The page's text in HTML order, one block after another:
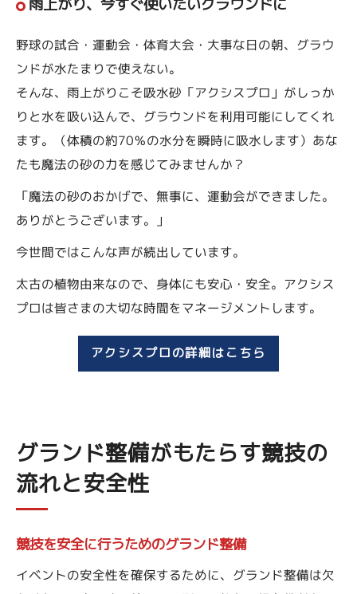
野球の試合・運動会・体育大会・大事な日の朝、グラウ
ンドが水たまりで使えない。
そんな、雨上がりこそ吸水砂「アクシスプロ」がしっか
りと水を吸い込んで、グラウンドを利用可能にしてくれ
ます。（体積の約70％の水分を瞬時に吸水します）あな
たも魔法の砂の力を感じてみませんか？
「魔法の砂のおかげで、無事に、運動会ができました。
ありがとうございます。」
今世間ではこんな声が続出しています。
太古の植物由来なので、身体にも安心・安全。アクシス
プロは皆さまの大切な時間をマネージメントします。
アクシスプロの詳細はこちら
グランド整備がもたらす競技の
流れと安全性
競技を安全に行うためのグランド整備
イベントの安全性を確保するために、グランド整備は欠